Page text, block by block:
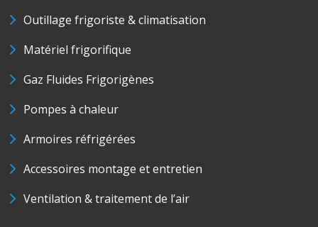
Outillage frigoriste & climatisation
Matériel frigorifique
Gaz Fluides Frigorigènes
Pompes à chaleur
Armoires réfrigérées
Accessoires montage et entretien
Ventilation & traitement de l’air